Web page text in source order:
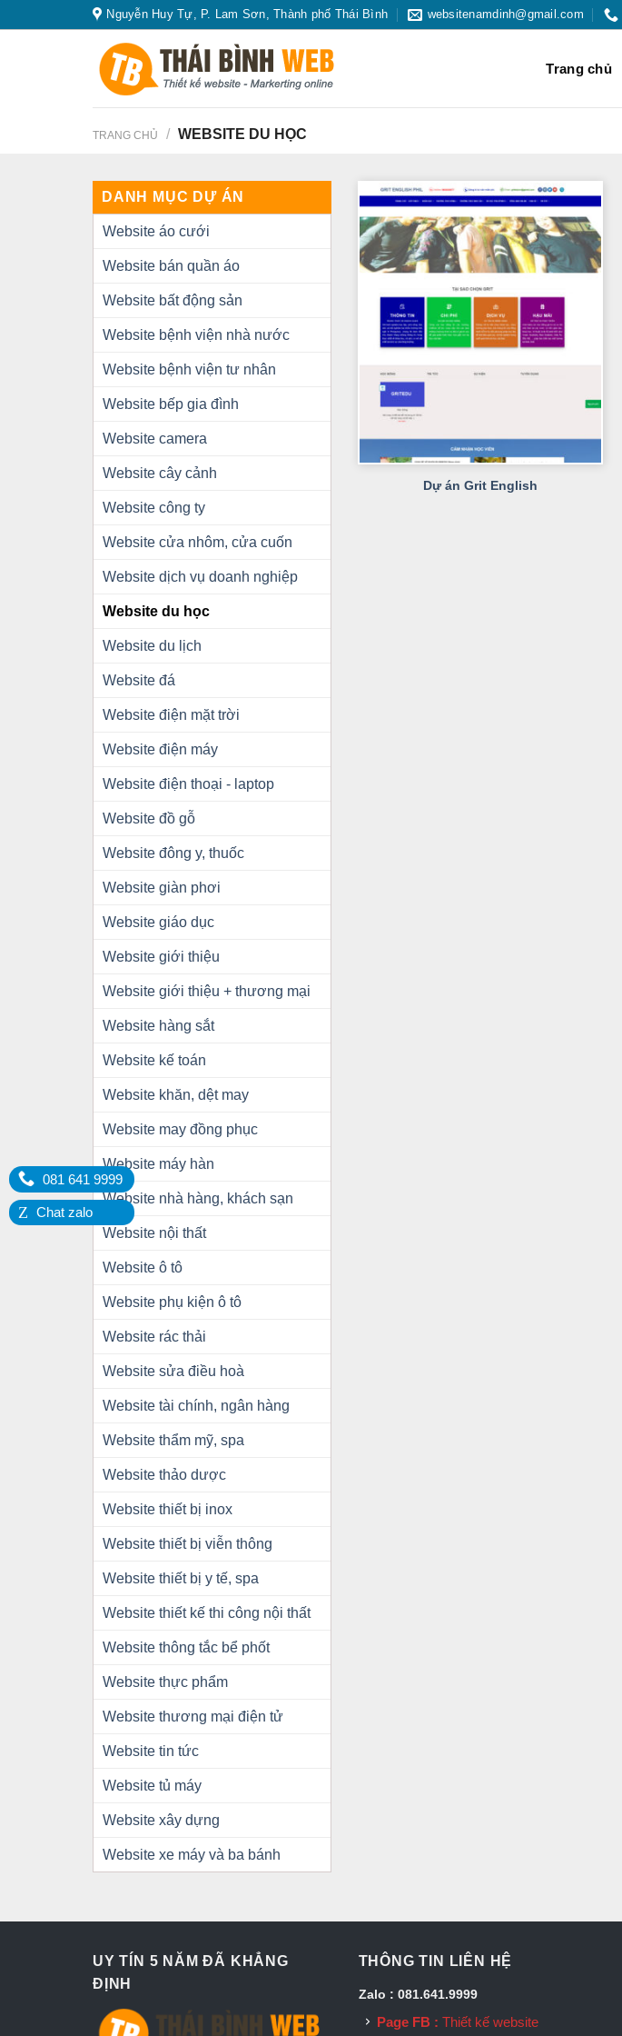
to
081 641 9999
Z Chat zalo
Nguyễn Huy Tự, P. Lam Sơn, Thành phố Thái Bình websitenamdinh@gmail.com
Trang chủ
TRANG CHỦ / WEBSITE DU HỌC
DANH MỤC DỰ ÁN
Website áo cưới
Website bán quần áo
Website bất động sản
Website bệnh viện nhà nước
Website bệnh viện tư nhân
Website bếp gia đình
Website camera
Website cây cảnh
Website công ty
Website cửa nhôm, cửa cuốn
Website dịch vụ doanh nghiệp
Website du học
Website du lịch
Website đá
Website điện mặt trời
Website điện máy
Website điện thoại - laptop
Website đồ gỗ
Website đông y, thuốc
Website giàn phơi
Website giáo dục
Website giới thiệu
Website giới thiệu + thương mại
Website hàng sắt
Website kế toán
Website khăn, dệt may
Website may đồng phục
Website máy hàn
Website nhà hàng, khách sạn
Website nội thất
Website ô tô
Website phụ kiện ô tô
Website rác thải
Website sửa điều hoà
Website tài chính, ngân hàng
Website thẩm mỹ, spa
Website thảo dược
Website thiết bị inox
Website thiết bị viễn thông
Website thiết bị y tế, spa
Website thiết kế thi công nội thất
Website thông tắc bể phốt
Website thực phẩm
Website thương mại điện tử
Website tin tức
Website tủ máy
Website xây dựng
Website xe máy và ba bánh
Dự án Grit English
UY TÍN 5 NĂM ĐÃ KHẲNG
ĐỊNH
THÔNG TIN LIÊN HỆ
Zalo : 081.641.9999
Page FB : Thiết kế website